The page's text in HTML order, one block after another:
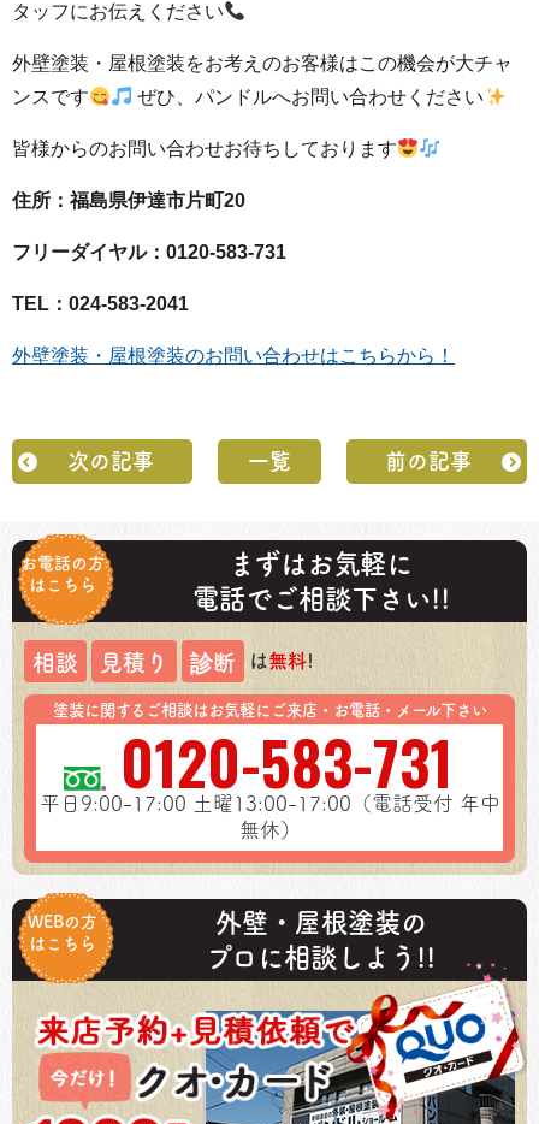
タッフにお伝えください
外壁塗装・屋根塗装をお考えのお客様はこの機会が大チャ
ンスです
ぜひ、パンドルへお問い合わせください
皆様からのお問い合わせお待ちしております
住所：福島県伊達市片町20
フリーダイヤル：0120-583-731
TEL：024-583-2041
外壁塗装・屋根塗装のお問い合わせはこちらから！
次の記事 一覧 前の記事
お電話の方
はこちら
まずはお気軽に
電話でご相談下さい!!
相談 見積り 診断 は無料!
塗装に関するご相談はお気軽にご来店・お電話・メール下さい
0120-583-731
平日9:00-17:00 土曜13:00-17:00（電話受付 年中
無休）
WEBの方
はこちら
外壁・屋根塗装の
プロに相談しよう!!